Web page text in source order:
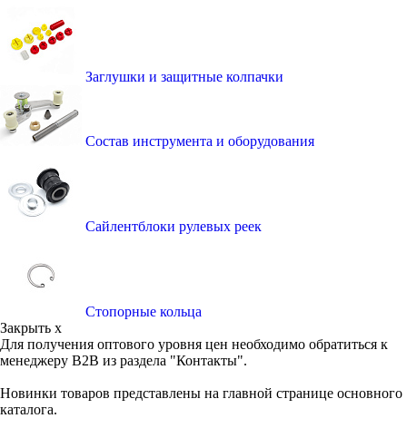
Заглушки и защитные колпачки
Состав инструмента и оборудования
Сайлентблоки рулевых реек
Стопорные кольца
Закрыть x
Для получения оптового уровня цен необходимо обратиться к
менеджеру B2B из раздела "Контакты".
Новинки товаров представлены на главной странице основного
каталога.